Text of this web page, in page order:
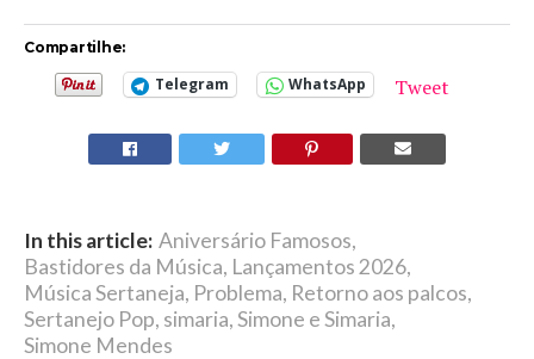
Compartilhe:
Telegram WhatsApp Tweet
In this article: Aniversário Famosos,
Bastidores da Música, Lançamentos 2026,
Música Sertaneja, Problema, Retorno aos palcos,
Sertanejo Pop, simaria,Simone e Simaria,
Simone Mendes